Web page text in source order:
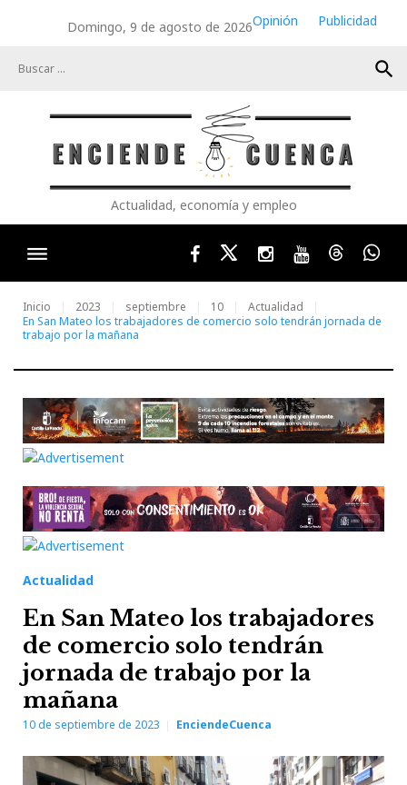
Domingo, 9 de agosto de 2026Opinión
Publicidad
search
Actualidad, economía y empleo
FacebookTwitterInstagram
YoutubeThreads
Inicio 2023 septiembre 10
Actualidad
En San Mateo los trabajadores de comercio solo tendrán jornada de
trabajo por la mañana
Actualidad
En San Mateo los trabajadores
de comercio solo tendrán
jornada de trabajo por la
mañana
10 de septiembre de 2023 EnciendeCuenca